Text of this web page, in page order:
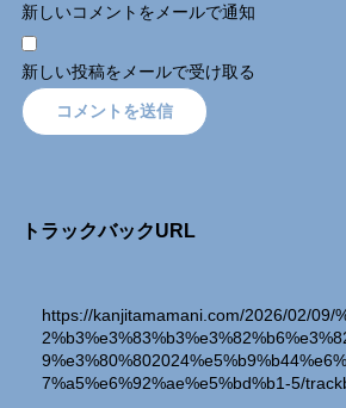
新しいコメントをメールで通知
新しい投稿をメールで受け取る
トラックバックURL
https://kanjitamamani.com/2026/02/09/
7%a5%e6%92%ae%e5%bd%b1-5/